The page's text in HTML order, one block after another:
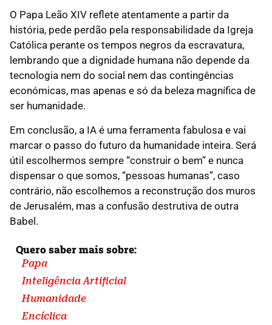
O Papa Leão XIV reflete atentamente a partir da
história, pede perdão pela responsabilidade da Igreja
Católica perante os tempos negros da escravatura,
lembrando que a dignidade humana não depende da
tecnologia nem do social nem das contingências
económicas, mas apenas e só da beleza magnífica de
ser humanidade.
Em conclusão, a IA é uma ferramenta fabulosa e vai
marcar o passo do futuro da humanidade inteira. Será
útil escolhermos sempre “construir o bem” e nunca
dispensar o que somos, “pessoas humanas”, caso
contrário, não escolhemos a reconstrução dos muros
de Jerusalém, mas a confusão destrutiva de outra
Babel.
Quero saber mais sobre:
Papa
Inteligência Artificial
Humanidade
Encíclica